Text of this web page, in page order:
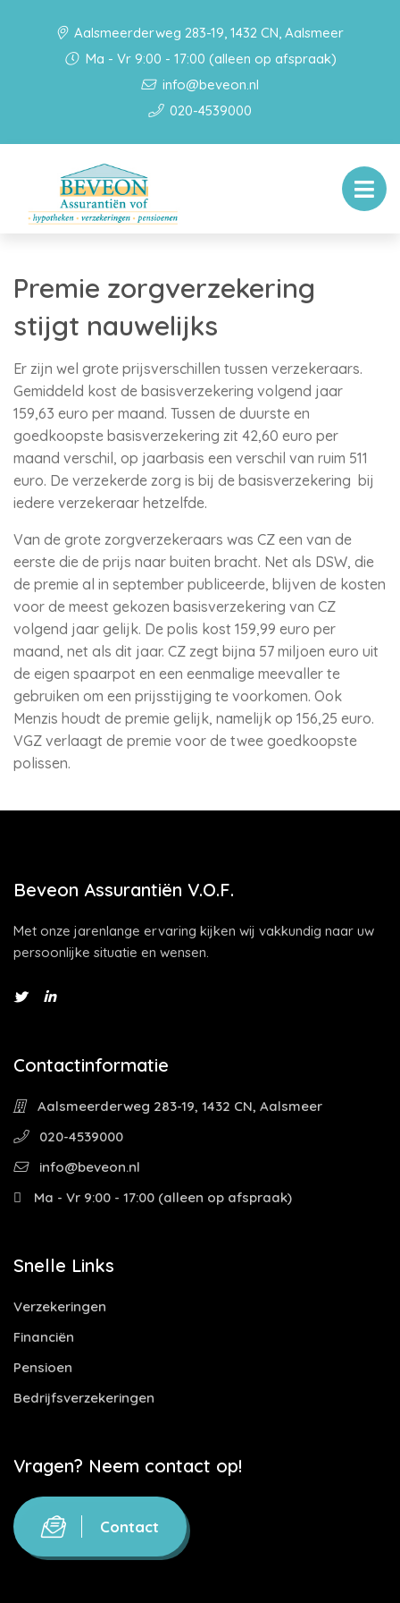
Aalsmeerderweg 283-19, 1432 CN, Aalsmeer
Ma - Vr 9:00 - 17:00 (alleen op afspraak)
info@beveon.nl
020-4539000
Premie zorgverzekering
stijgt nauwelijks
Er zijn wel grote prijsverschillen tussen verzekeraars.
Gemiddeld kost de basisverzekering volgend jaar
159,63 euro per maand. Tussen de duurste en
goedkoopste basisverzekering zit 42,60 euro per
maand verschil, op jaarbasis een verschil van ruim 511
euro. De verzekerde zorg is bij de basisverzekering bij
iedere verzekeraar hetzelfde.
Van de grote zorgverzekeraars was CZ een van de
eerste die de prijs naar buiten bracht. Net als DSW, die
de premie al in september publiceerde, blijven de kosten
voor de meest gekozen basisverzekering van CZ
volgend jaar gelijk. De polis kost 159,99 euro per
maand, net als dit jaar. CZ zegt bijna 57 miljoen euro uit
de eigen spaarpot en een eenmalige meevaller te
gebruiken om een prijsstijging te voorkomen. Ook
Menzis houdt de premie gelijk, namelijk op 156,25 euro.
VGZ verlaagt de premie voor de twee goedkoopste
polissen.
Beveon Assurantiën V.O.F.
Met onze jarenlange ervaring kijken wij vakkundig naar uw
persoonlijke situatie en wensen.
Contactinformatie
Aalsmeerderweg 283-19, 1432 CN, Aalsmeer
020-4539000
info@beveon.nl
Ma - Vr 9:00 - 17:00 (alleen op afspraak)
Snelle Links
Verzekeringen
Financiën
Pensioen
Bedrijfsverzekeringen
Vragen? Neem contact op!
Contact